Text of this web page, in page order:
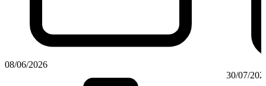
08/06/2026
30/07/